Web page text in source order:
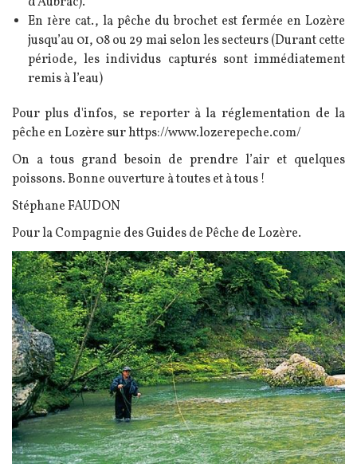
En 1ère cat., la pêche du brochet est fermée en Lozère
jusqu’au 01, 08 ou 29 mai selon les secteurs (Durant cette
période, les individus capturés sont immédiatement
remis à l’eau)
Pour plus d'infos, se reporter à la réglementation de la
pêche en Lozère sur https://www.lozerepeche.com/
On a tous grand besoin de prendre l’air et quelques
poissons. Bonne ouverture à toutes et à tous !
Stéphane FAUDON
Pour la Compagnie des Guides de Pêche de Lozère.